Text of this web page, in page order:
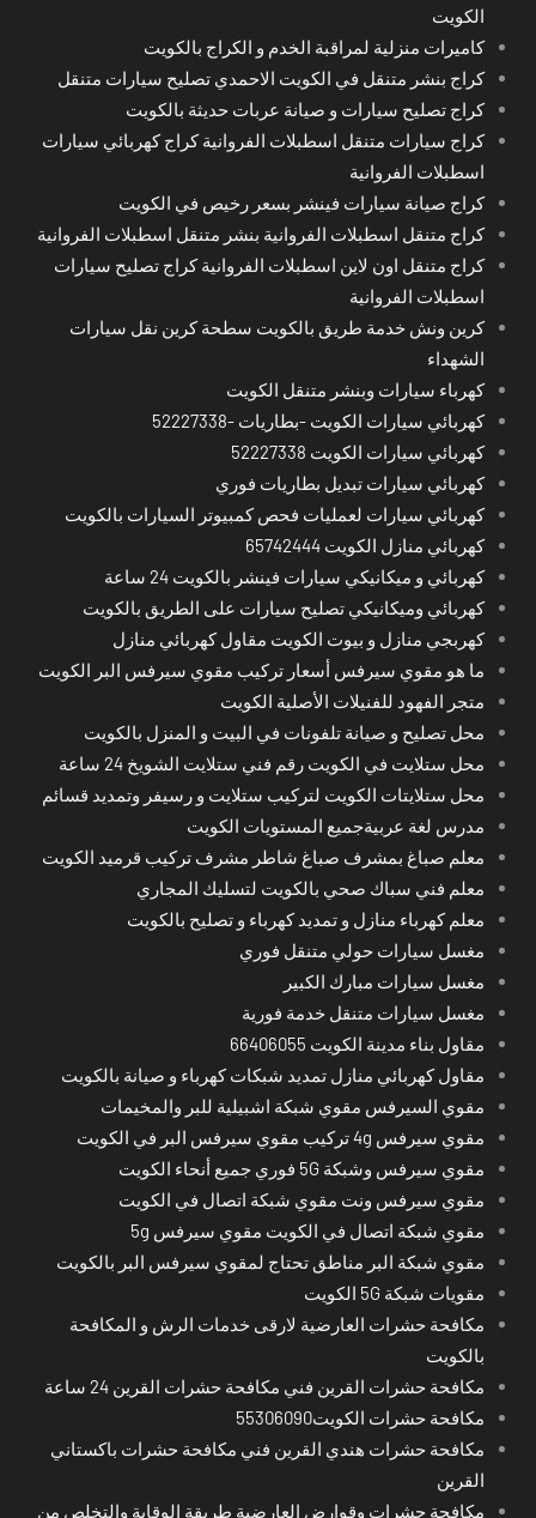
الكويت
كاميرات منزلية لمراقبة الخدم و الكراج بالكويت
كراج بنشر متنقل في الكويت الاحمدي تصليح سيارات متنقل
كراج تصليح سيارات و صيانة عربات حديثة بالكويت
كراج سيارات متنقل اسطبلات الفروانية كراج كهربائي سيارات
اسطبلات الفروانية
كراج صيانة سيارات فينشر بسعر رخيص في الكويت
كراج متنقل اسطبلات الفروانية بنشر متنقل اسطبلات الفروانية
كراج متنقل اون لاين اسطبلات الفروانية كراج تصليح سيارات
اسطبلات الفروانية
كرين ونش خدمة طريق بالكويت سطحة كرين نقل سيارات
الشهداء
كهرباء سيارات وبنشر متنقل الكويت
كهربائي سيارات الكويت -بطاريات -52227338
كهربائي سيارات الكويت 52227338
كهربائي سيارات تبديل بطاريات فوري
كهربائي سيارات لعمليات فحص كمبيوتر السيارات بالكويت
كهربائي منازل الكويت 65742444
كهربائي و ميكانيكي سيارات فينشر بالكويت 24 ساعة
كهربائي وميكانيكي تصليح سيارات على الطريق بالكويت
كهربجي منازل و بيوت الكويت مقاول كهربائي منازل
ما هو مقوي سيرفس أسعار تركيب مقوي سيرفس البر الكويت
متجر الفهود للفنيلات الأصلية الكويت
محل تصليح و صيانة تلفونات في البيت و المنزل بالكويت
محل ستلايت في الكويت رقم فني ستلايت الشويخ 24 ساعة
محل ستلايتات الكويت لتركيب ستلايت و رسيفر وتمديد قسائم
مدرس لغة عربيةجميع المستويات الكويت
معلم صباغ بمشرف صباغ شاطر مشرف تركيب قرميد الكويت
معلم فني سباك صحي بالكويت لتسليك المجاري
معلم كهرباء منازل و تمديد كهرباء و تصليح بالكويت
مغسل سيارات حولي متنقل فوري
مغسل سيارات مبارك الكبير
مغسل سيارات متنقل خدمة فورية
مقاول بناء مدينة الكويت 66406055
مقاول كهربائي منازل تمديد شبكات كهرباء و صيانة بالكويت
مقوي السيرفس مقوي شبكة اشبيلية للبر والمخيمات
مقوي سيرفس 4g تركيب مقوي سيرفس البر في الكويت
مقوي سيرفس وشبكة 5G فوري جميع أنحاء الكويت
مقوي سيرفس ونت مقوي شبكة اتصال في الكويت
مقوي شبكة اتصال في الكويت مقوي سيرفس 5g
مقوي شبكة البر مناطق تحتاج لمقوي سيرفس البر بالكويت
مقويات شبكة 5G الكويت
مكافحة حشرات العارضية لارقى خدمات الرش و المكافحة
بالكويت
مكافحة حشرات القرين فني مكافحة حشرات القرين 24 ساعة
مكافحة حشرات الكويت55306090
مكافحة حشرات هندي القرين فني مكافحة حشرات باكستاني
القرين
مكافحة حشرات وقوارض العارضية طريقة الوقاية والتخلص من